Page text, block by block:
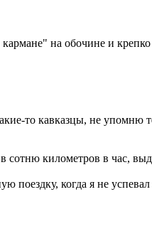
на обочине и крепко
то кавказцы, не упомню
сотню километров в час,
когда я не успевал